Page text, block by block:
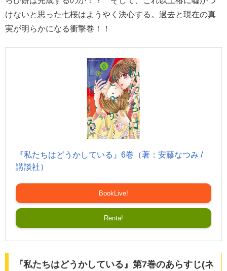
けないと思った七桜はようやく決心する。過去と現在の真
実が明らかになる衝撃巻！！
『私たちはどうかしている』6巻（著：安藤なつみ /
講談社）
BookLive!
Renta!
『私たちはどうかしている』第7巻のあらすじ(ネ